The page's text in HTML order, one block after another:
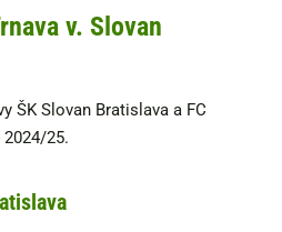
v. Slovan
ŠK Slovan Bratislava a FC
25.